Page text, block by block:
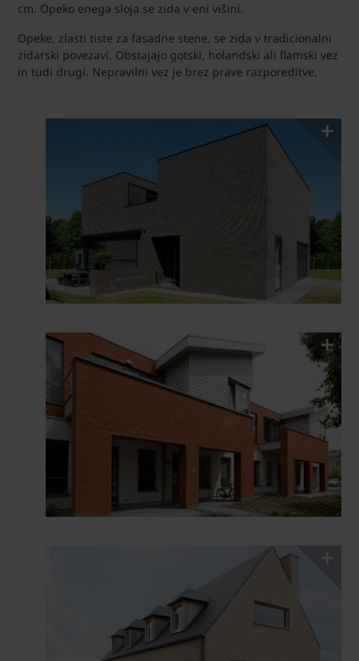
cm. Opeko enega sloja se zida v eni višini.
Opeke, zlasti tiste za fasadne stene, se zida v tradicionalni
zidarski povezavi. Obstajajo gotski, holandski ali flamski vez
in tudi drugi. Nepravilni vez je brez prave razporeditve.